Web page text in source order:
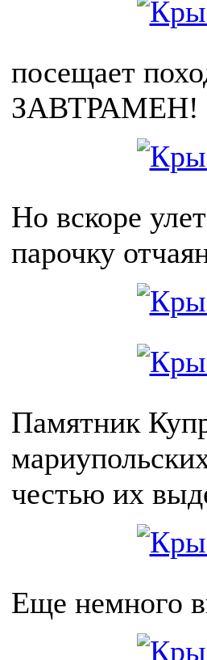
посещает
ЗАВТРАМЕН!
Но вскоре
парочку
Памятник
честью их
Еще немного